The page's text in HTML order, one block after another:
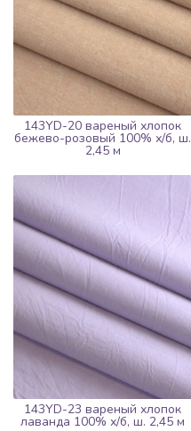
143YD-20 вареный хлопок
бежево-розовый 100% х/б, ш.
2,45 м
143YD-23 вареный хлопок
лаванда 100% х/б, ш. 2,45 м